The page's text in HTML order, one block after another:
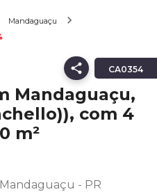
Mandaguaçu
CA0354
Mandaguaçu,
com 4
m²
- PR